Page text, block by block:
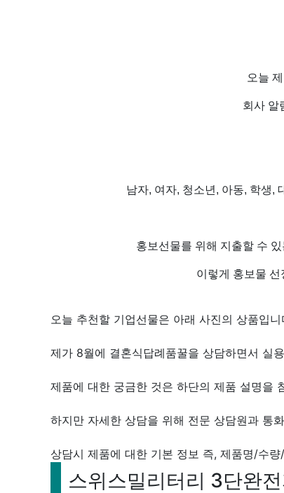
오늘
회사 알
남자, 여자, 청소년, 아동, 학생,
홍보선물를 위해 지출할 수
이렇게 홍보물
오늘 추천할 기업선물은 아래 사진의 상품입니
제가 8월에 결혼식답례품꿀을 상담하면서 실
제품에 대한 궁금한 것은 하단의 제품 설명을
하지만 자세한 상담을 위해 전문 상담원과 통
상담시 제품에 대한 기본 정보 즉, 제품명/수
스위스밀리터리 3단완